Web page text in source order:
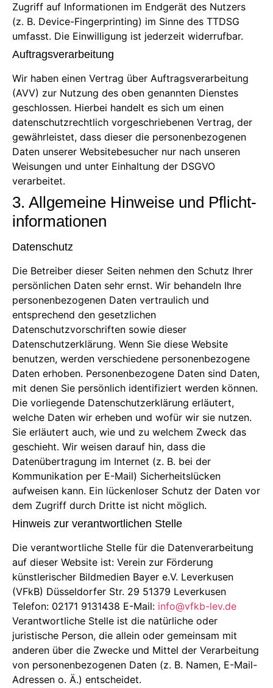
Zugriff auf Informationen im Endgerät des Nutzers
(z. B. Device-Fingerprinting) im Sinne des TTDSG
umfasst. Die Einwilligung ist jederzeit widerrufbar.
Auftragsverarbeitung
Wir haben einen Vertrag über Auftragsverarbeitung
(AVV) zur Nutzung des oben genannten Dienstes
geschlossen. Hierbei handelt es sich um einen
datenschutzrechtlich vorgeschriebenen Vertrag, der
gewährleistet, dass dieser die personenbezogenen
Daten unserer Websitebesucher nur nach unseren
Weisungen und unter Einhaltung der DSGVO
verarbeitet.
3. Allgemeine Hinweise und Pflicht­
informationen
Datenschutz
Die Betreiber dieser Seiten nehmen den Schutz Ihrer
persönlichen Daten sehr ernst. Wir behandeln Ihre
personenbezogenen Daten vertraulich und
entsprechend den gesetzlichen
Datenschutzvorschriften sowie dieser
Datenschutzerklärung. Wenn Sie diese Website
benutzen, werden verschiedene personenbezogene
Daten erhoben. Personenbezogene Daten sind Daten,
mit denen Sie persönlich identifiziert werden können.
Die vorliegende Datenschutzerklärung erläutert,
welche Daten wir erheben und wofür wir sie nutzen.
Sie erläutert auch, wie und zu welchem Zweck das
geschieht. Wir weisen darauf hin, dass die
Datenübertragung im Internet (z. B. bei der
Kommunikation per E-Mail) Sicherheitslücken
aufweisen kann. Ein lückenloser Schutz der Daten vor
dem Zugriff durch Dritte ist nicht möglich.
Hinweis zur verantwortlichen Stelle
Die verantwortliche Stelle für die Datenverarbeitung
auf dieser Website ist: Verein zur Förderung
künstlerischer Bildmedien Bayer e.V. Leverkusen
(VFkB) Düsseldorfer Str. 29 51379 Leverkusen
Telefon: 02171 9131438 E-Mail: info@vfkb-lev.de
Verantwortliche Stelle ist die natürliche oder
juristische Person, die allein oder gemeinsam mit
anderen über die Zwecke und Mittel der Verarbeitung
von personenbezogenen Daten (z. B. Namen, E-Mail-
Adressen o. Ä.) entscheidet.